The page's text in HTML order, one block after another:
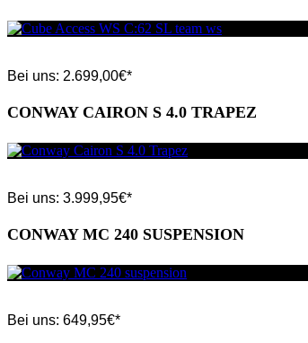
Bei uns: 2.699,00€*
CONWAY CAIRON S 4.0 TRAPEZ
Bei uns: 3.999,95€*
CONWAY MC 240 SUSPENSION
Bei uns: 649,95€*